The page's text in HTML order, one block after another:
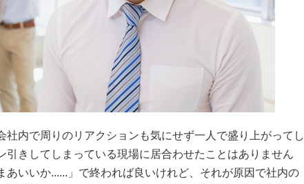
社内で周りのリアクションも気にせず一人で盛り上がってし
引きしてしまっている現場に居合わせたことはありません
いいか......」で終われば良いけれど、それが原因で社内の